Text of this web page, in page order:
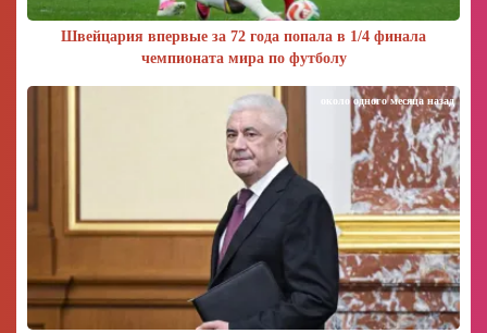
Швейцария впервые за 72 года попала в 1/4 финала
чемпионата мира по футболу
около одного месяца назад